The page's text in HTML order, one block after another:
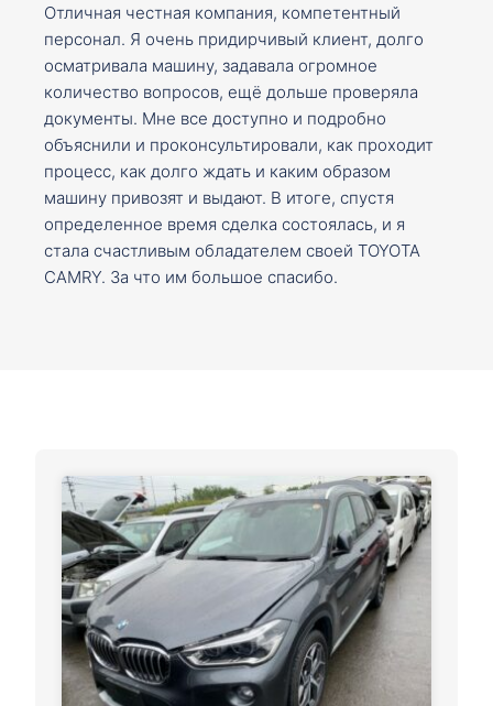
Отличная честная компания, компетентный
персонал. Я очень придирчивый клиент, долго
осматривала машину, задавала огромное
количество вопросов, ещё дольше проверяла
документы. Мне все доступно и подробно
объяснили и проконсультировали, как проходит
процесс, как долго ждать и каким образом
машину привозят и выдают. В итоге, спустя
определенное время сделка состоялась, и я
стала счастливым обладателем своей TOYOTA
CAMRY. За что им большое спасибо.